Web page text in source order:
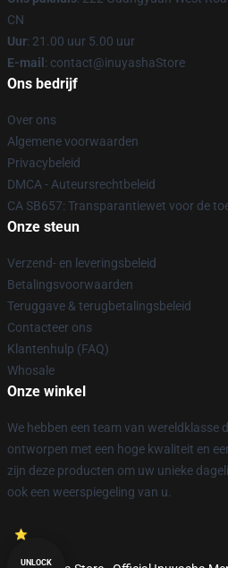
CN
Uur: 21.00 uur 5.00 uur
E-mail : contact@inuyashaStore
Ons bedrijf
Over ons
Algemene voorwaarden
Privacybeleid
DMCA - Auteursrechtbeleid
CA SB657: Transparantiewet voor de
Onze steun
Verzend- en leveringsbeleid
Betalingsvoorwaarden
Teruggave & terugbetalingsbeleid
Contacteer ons
Klantenhulp (FAQ)
Whosale
Onze winkel
We hebben een team van wereldklasse
ontworpen met een hoge kwaliteit en
zijn deze producten om uw unieke
ook een weerspiegeling van u.
UNLOCK